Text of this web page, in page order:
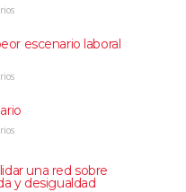
escenario laboral
una red sobre
y desigualdad